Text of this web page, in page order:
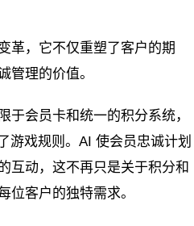
革，它不仅重塑了客户的期
管理的价值。
于会员卡和统一的积分系统，
游戏规则。AI 使会员忠诚计划
互动，这不再只是关于积分和
位客户的独特需求。